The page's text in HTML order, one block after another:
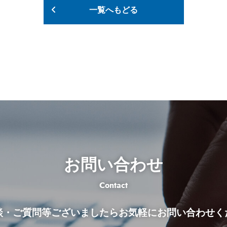
一覧へもどる
お問い合わせ
Contact
・ご質問等ございましたらお気軽にお問い合わせく